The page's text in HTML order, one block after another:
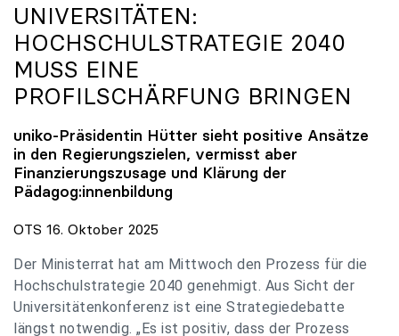
UNIVERSITÄTEN:
HOCHSCHULSTRATEGIE 2040
MUSS EINE
PROFILSCHÄRFUNG BRINGEN
uniko-Präsidentin Hütter sieht positive Ansätze
in den Regierungszielen, vermisst aber
Finanzierungszusage und Klärung der
Pädagog:innenbildung
OTS 16. Oktober 2025
Der Ministerrat hat am Mittwoch den Prozess für die
Hochschulstrategie 2040 genehmigt. Aus Sicht der
Universitätenkonferenz ist eine Strategiedebatte
längst notwendig. „Es ist positiv, dass der Prozess